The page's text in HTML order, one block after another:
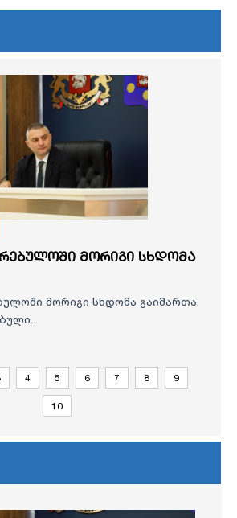
მორიგი სხდომა
მორიგი სხდომა გაიმართა.
4 5 6 7 8 9
10